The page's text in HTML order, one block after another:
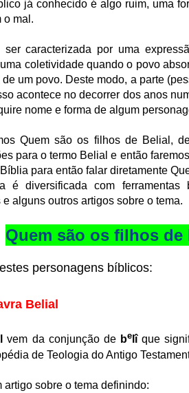
já conhecido é algo ruim, uma
o mal.
caracterizada por uma
coletividade quando o povo
um povo. Deste modo, a parte
acontece no decorrer dos anos
nome e forma de algum
Quem são os filhos de Belial,
para o termo Belial e então
para então falar diretamente
é diversificada com
alguns outros artigos sobre o tema.
Quem são os filhos de
personagens bíblicos:
Belial
vem da conjunção de be lîque
de Teologia do Antigo
artigo sobre o tema definindo: